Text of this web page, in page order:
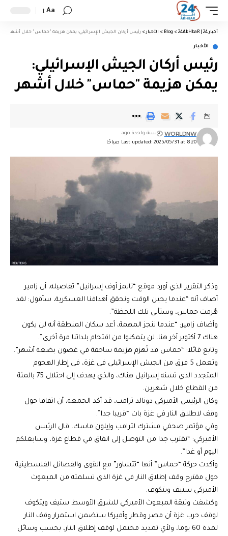
Aa
أخبار 24 | 24AkHbaR >
Blog
> الأخبار > رئيس أركان الجيش الإسرائيلي: يمكن هزيمة "حماس" خلال أشهر
الأخبار
رئيس أركان الجيش الإسرائيلي:
يمكن هزيمة "حماس" خلال أشهر
Last updated: 2025/05/31 at 8:20 صباحًا
WORLDNW سنة واحدة ago
وذكر التقرير الذي أورد موقع “تايمز أوف إسرائيل” تفاصيله، أن زامير
أضاف أنه “عندما يحين الوقت ونحقق أهدافنا العسكرية، سأقول: لقد
هُزمت حماس، وستأتي تلك اللحظة”.
وأضاف زامير: “عندما ننجز المهمة، أعد سكان المنطقة أنه لن يكون
هناك 7 أكتوبر آخر هنا. لن يتمكنوا من اقتحام بلداتنا مرة أخرى”.
وتابع قائلا: “حماس قد تُهزم هزيمة ساحقة في غضون بضعة أشهر”.
وتعمل 5 فرق من الجيش الإسرائيلي في غزة، في إطار الهجوم
المتجدد الذي تشنه إسرائيل هناك، والذي يهدف إلى احتلال 75 بالمئة
من القطاع خلال شهرين.
وكان الرئيس الأميركي دونالد ترامب، قد أكد الجمعة، أن اتفاقا حول
وقف لاطلاق النار في غزة بات “قريبا جدا”.
وفي مؤتمر صحفي مشترك لترامب وإيلون ماسك، قال الرئيس
الأميركي: “نقترب جدا من التوصل إلى اتفاق في قطاع غزة، وسابغلكم
اليوم أو غدا”.
وأكدت حركة “حماس” أنها “تتشاور” مع القوى والفصائل الفلسطينية
حول مقترح وقف إطلاق النار في غزة الذي تسلمته من المبعوث
الأميركي ستيف ويتكوف.
وكشفت وثيقة المبعوث الأميركي للشرق الأوسط ستيف ويتكوف
لوقف حرب غزة أن مصر وقطر وأميركا ستضمن استمرار وقف النار
لمدة 60 يوما، ولأي تمديد محتمل لوقف إطلاق النار، بحسب وسائل